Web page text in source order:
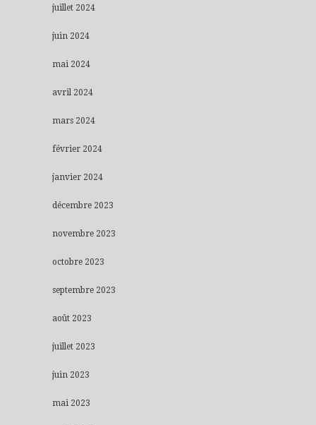
juillet 2024
juin 2024
mai 2024
avril 2024
mars 2024
février 2024
janvier 2024
décembre 2023
novembre 2023
octobre 2023
septembre 2023
août 2023
juillet 2023
juin 2023
mai 2023